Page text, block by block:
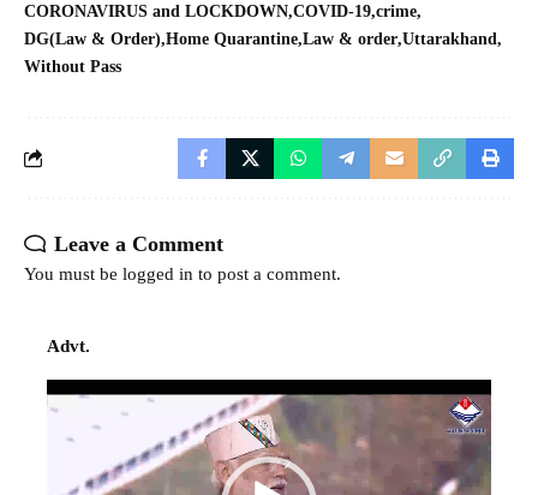
CORONAVIRUS and LOCKDOWN COVID-19 crime
DG(Law & Order) Home Quarantine Law & order Uttarakhand
Without Pass
Leave a Comment
You must be logged in to post a comment.
Advt.
Video